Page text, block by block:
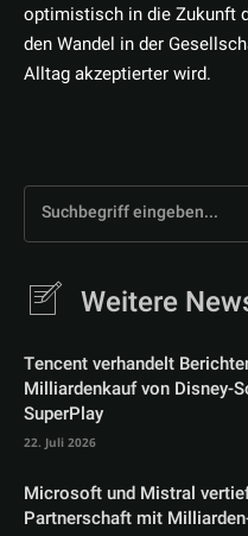
optimistisch in die Zukunft
den Wandel in der
Alltag akzeptierter wird.
Suchbegriff eingeben...
Weitere
Tencent verhandelt
Milliardenkauf von Disney-
SuperPlay
22. Juli 2026
Microsoft und Mistral
Partnerschaft mit